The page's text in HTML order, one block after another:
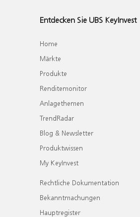
Entdecken Sie UBS KeyInvest
Home
Märkte
Produkte
Renditemonitor
Anlagethemen
TrendRadar
Blog & Newsletter
Produktwissen
My KeyInvest
Rechtliche Dokumentation
Bekanntmachungen
Hauptregister